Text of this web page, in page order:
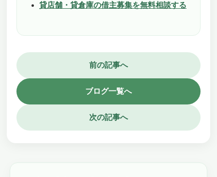
貸店舗・貸倉庫の借主募集を無料相談する
前の記事へ
ブログ一覧へ
次の記事へ